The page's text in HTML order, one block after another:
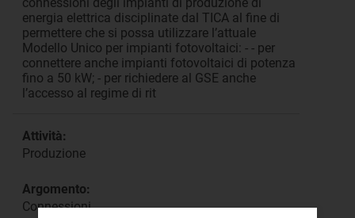
energia elettrica disciplinate dal TICA al fine di
permettere che si possa utilizzare l’attuale
Modello Unico per impianti fotovoltaici: - - per
connettere anche impianti fotovoltaici di potenza
fino a 50 kW; - per richiedere al GSE anche
l’accesso al regime di rit
Attività:
Produzione
Argomento:
Connessioni